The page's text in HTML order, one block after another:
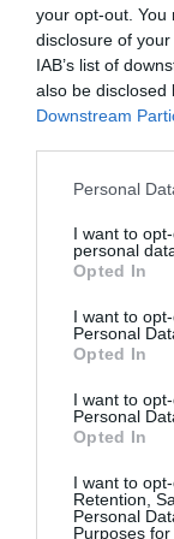
your opt-out. You
disclosure of
IAB’s list of
also be disclosed
Downstream
Please note that
not limited to
grant or deny
use your data
consent section.
Personal
I want to
personal
Opted In
I want to
Personal
Opted In
I want to
Personal
Opted In
I want to
Retention,
Personal
Purposes for
Το Πακιστάν
του Ιράν,
Σαρίφ. Το Π...